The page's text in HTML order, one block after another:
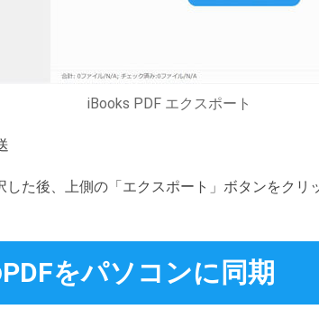
iBooks PDF エクスポート
た後、上側の「エクスポート」ボタンをクリ
をパソコンに同期